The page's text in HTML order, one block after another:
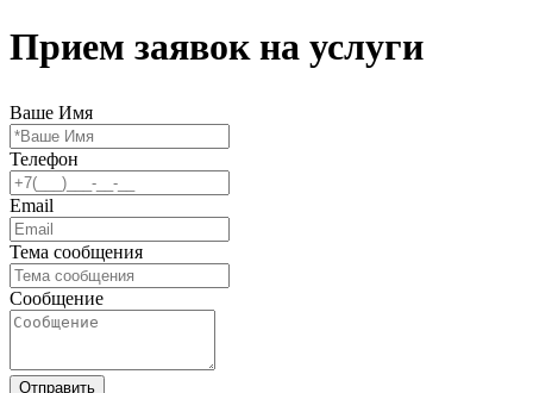
Прием заявок на услуги
Ваше Имя
Телефон
Email
Тема сообщения
Сообщение
Отправить